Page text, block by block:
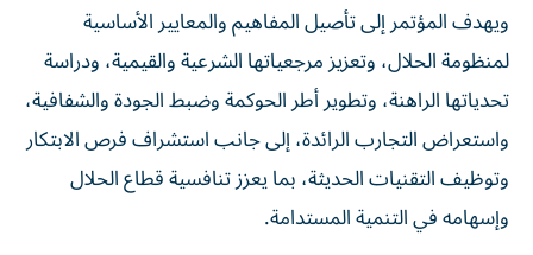
ويهدف المؤتمر إلى تأصيل المفاهيم والمعايير الأساسية
لمنظومة الحلال، وتعزيز مرجعياتها الشرعية والقيمية، ودراسة
تحدياتها الراهنة، وتطوير أطر الحوكمة وضبط الجودة والشفافية،
واستعراض التجارب الرائدة، إلى جانب استشراف فرص الابتكار
وتوظيف التقنيات الحديثة، بما يعزز تنافسية قطاع الحلال
وإسهامه في التنمية المستدامة.